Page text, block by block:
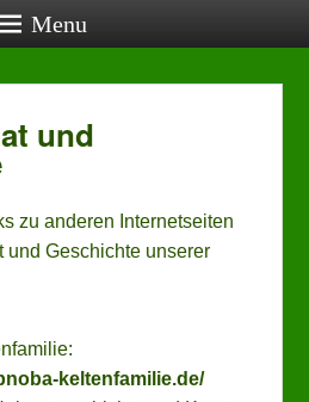
Termine
19:00:
19:00:
, Lehrerwohnung
nicht-Turnier
Menu
und
zu anderen Internetseiten
und Geschichte unserer
keltenfamilie.de/